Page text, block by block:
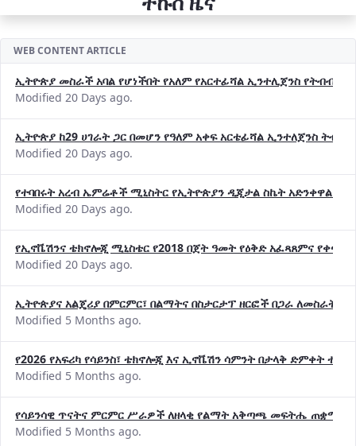
ኢትዮጵያ መስራች አባል የሆነችበት የአለም የአርተፊሻል ኢንተሊጀንስ የትብብር
Modified 20 Days ago.
ኢትዮጵያ ከ29 ሀገራት ጋር በመሆን የዓለም አቀፍ አርቴፊሻል ኢንተለጀንስ
Modified 20 Days ago.
የተባበሩት አረብ ኤምሬቶች ሚኒስትር የኢትዮጵያን ዲጂታል ስኬት አድንቀዋል
Modified 20 Days ago.
የኢኖቬሽንና ቴክኖሎጂ ሚኒስቴር የ2018 በጀት ዓመት የዕቅድ አፈጻጸምና
Modified 20 Days ago.
ኢትዮጵያና አልጄሪያ በምርምር፣ በልማትና በስታርታፕ ዘርፎች በጋራ ለመስራት
Modified 5 Months ago.
የ2026 የአፍሪካ የሳይንስ፣ ቴክኖሎጂ እና ኢኖቬሽን ሳምንት በታላቅ ድምቀት
Modified 5 Months ago.
የሳይንሳዊ ጥናትና ምርምር ሥራዎች ለዘላቂ የልማት አቅጣጫ መፍትሔ ጠቋሚ
Modified 5 Months ago.